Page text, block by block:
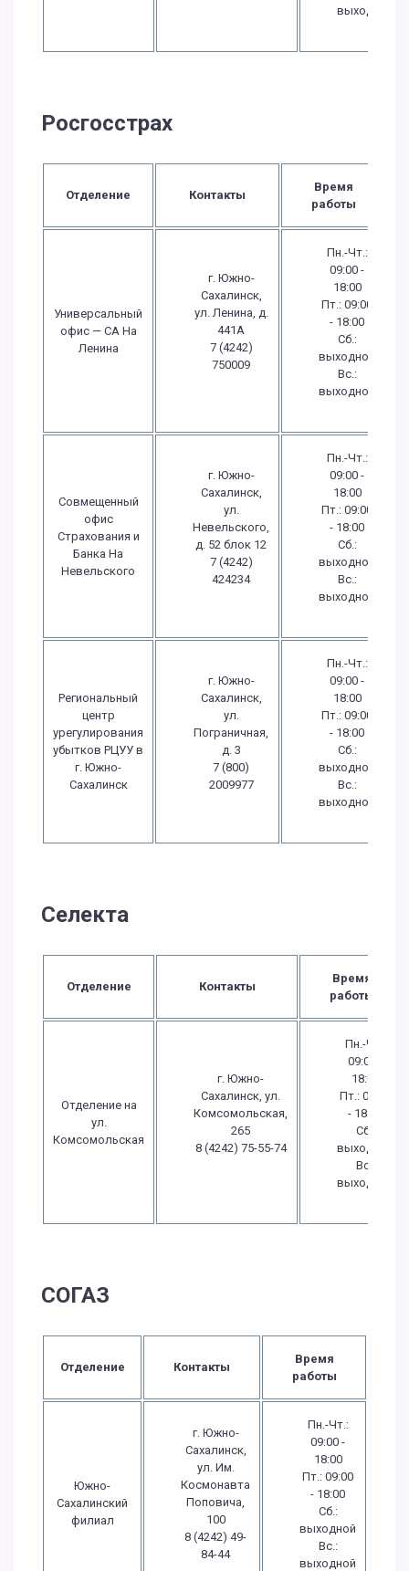
выходной
Росгосстрах
Отделение Контакты
Время
работы
Универсальный
офис — СА На
Ленина
г. Южно-
Сахалинск,
ул. Ленина, д.
441А
7 (4242)
750009
Пн.-Чт.:
09:00 -
18:00
Пт.: 09:00
- 18:00
Сб.:
выходной
Вс.:
выходной
Совмещенный
офис
Страхования и
Банка На
Невельского
г. Южно-
Сахалинск,
ул.
Невельского,
д. 52 блок 12
7 (4242)
424234
Пн.-Чт.:
09:00 -
18:00
Пт.: 09:00
- 18:00
Сб.:
выходной
Вс.:
выходной
Региональный
центр
урегулирования
убытков РЦУУ в
г. Южно-
Сахалинск
г. Южно-
Сахалинск,
ул.
Пограничная,
д. 3
7 (800)
2009977
Пн.-Чт.:
09:00 -
18:00
Пт.: 09:00
- 18:00
Сб.:
выходной
Вс.:
выходной
Селекта
Отделение Контакты
Время
работы
Отделение на
ул.
Комсомольская
г. Южно-
Сахалинск, ул.
Комсомольская,
265
8 (4242) 75-55-74
Пн.-Чт.:
09:00 -
18:00
Пт.: 09:00
- 18:00
Сб.:
выходной
Вс.:
выходной
СОГАЗ
Отделение Контакты
Время
работы
Южно-
Сахалинский
филиал
г. Южно-
Сахалинск,
ул. Им.
Космонавта
Поповича,
100
8 (4242) 49-
84-44
Пн.-Чт.:
09:00 -
18:00
Пт.: 09:00
- 18:00
Сб.:
выходной
Вс.:
выходной